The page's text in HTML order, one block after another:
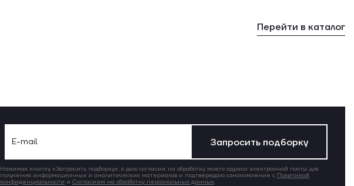
Перейти в каталог
Запросить подборку
Нажимая кнопку «Запросить подборку», я даю согласие на обработку моего адреса электронной почты для
получения информационных и аналитических материалов и подтверждаю ознакомление с Политикой
конфиденциальности и Согласием на обработку персональных данных.